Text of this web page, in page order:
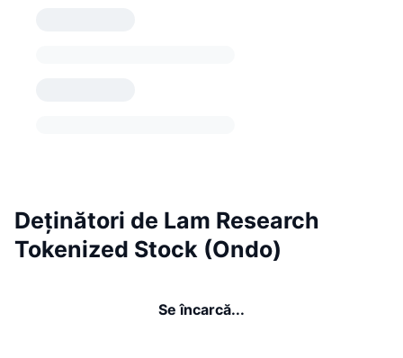
Deținători de Lam Research
Tokenized Stock (Ondo)
Se încarcă...